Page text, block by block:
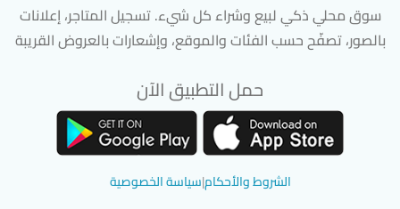
سوق محلي ذكي لبيع وشراء كل شيء. تسجيل المتاجر، إعلانات
بالصور، تصفّح حسب الفئات والموقع، وإشعارات بالعروض القريبة
حمل التطبيق الآن
الشروط والأحكام|سياسة الخصوصية